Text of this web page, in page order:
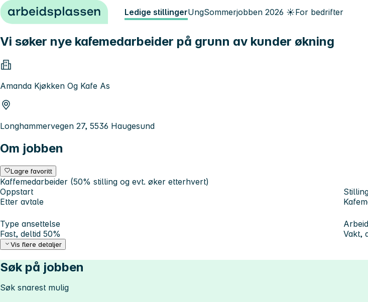
Hopp til innhold Ledige stillingerUngSommerjobben 2026 ☀️For bedrifter
Vi søker nye kafemedarbeider på grunn av kunder økning
Amanda Kjøkken Og Kafe As
Longhammervegen 27, 5536 Haugesund
Om jobben
Lagre favoritt
Kaffemedarbeider (50% stilling og evt. øker etterhvert)
Oppstart
Etter avtale
Type ansettelse
Fast, deltid 50%
Vakt,
Vis flere detaljer
Søk på jobben
Søk snarest mulig